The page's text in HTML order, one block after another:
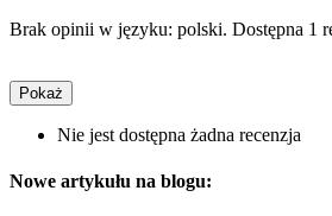
Brak opinii w języku: polski. Dostępna 1
Pokaż
Nie jest dostępna żadna recenzja
Nowe artykułu na blogu: